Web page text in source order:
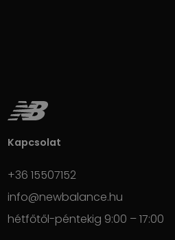
Kapcsolat
+36 15507152
info@newbalance.hu
hétfőtől-péntekig 9:00 – 17:00